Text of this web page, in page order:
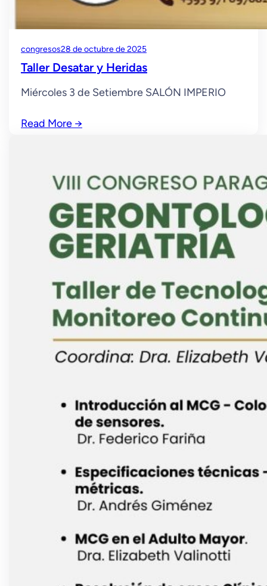
congresos28 de octubre de 2025
Taller Desatar y Heridas
Miércoles 3 de Setiembre SALÓN IMPERIO
Read More →